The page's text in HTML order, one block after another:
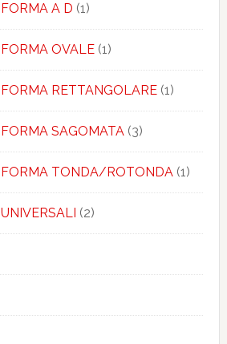
A D (1)
OVALE(1)
RETTANGOLARE(1)
SAGOMATA(3)
FORMA TONDA/ROTONDA(1)
(2)